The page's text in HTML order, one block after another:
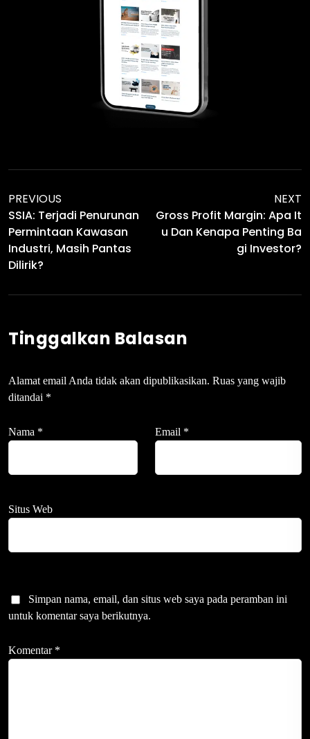
PREVIOUS
SSIA: Terjadi Penurunan
Permintaan Kawasan
Industri, Masih Pantas
Dilirik?
NEXT
Gross Profit Margin: Apa It
U Dan Kenapa Penting Ba
Gi Investor?
Tinggalkan Balasan
Alamat email Anda tidak akan dipublikasikan. Ruas yang wajib
ditandai *
Nama * Email *
Situs Web
Simpan nama, email, dan situs web saya pada peramban ini
untuk komentar saya berikutnya.
Komentar *